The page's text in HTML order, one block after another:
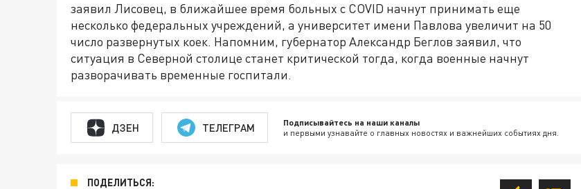
заявил Лисовец, в ближайшее время больных с COVID начнут принимать еще
несколько федеральных учреждений, а университет имени Павлова увеличит на 50
число развернутых коек. Напомним, губернатор Александр Беглов заявил, что
ситуация в Северной столице станет критической тогда, когда военные начнут
разворачивать временные госпитали.
ДЗЕН ТЕЛЕГРАМ Подписывайтесь на наши каналы
и первыми узнавайте о главных новостях и важнейших событиях дня.
ПОДЕЛИТЬСЯ: